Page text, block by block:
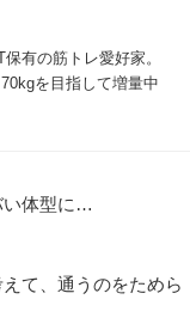
有の筋トレ愛好家。
を目指して増量中
い体型に…
えて、通うのをためら